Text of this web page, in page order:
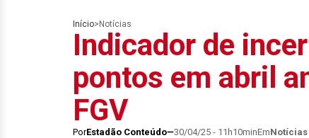
Início> Notícias
Indicador de
pontos em abril
FGV
PorEstadão Conteúdo 30/04/25 - 11h10minEmNotícias